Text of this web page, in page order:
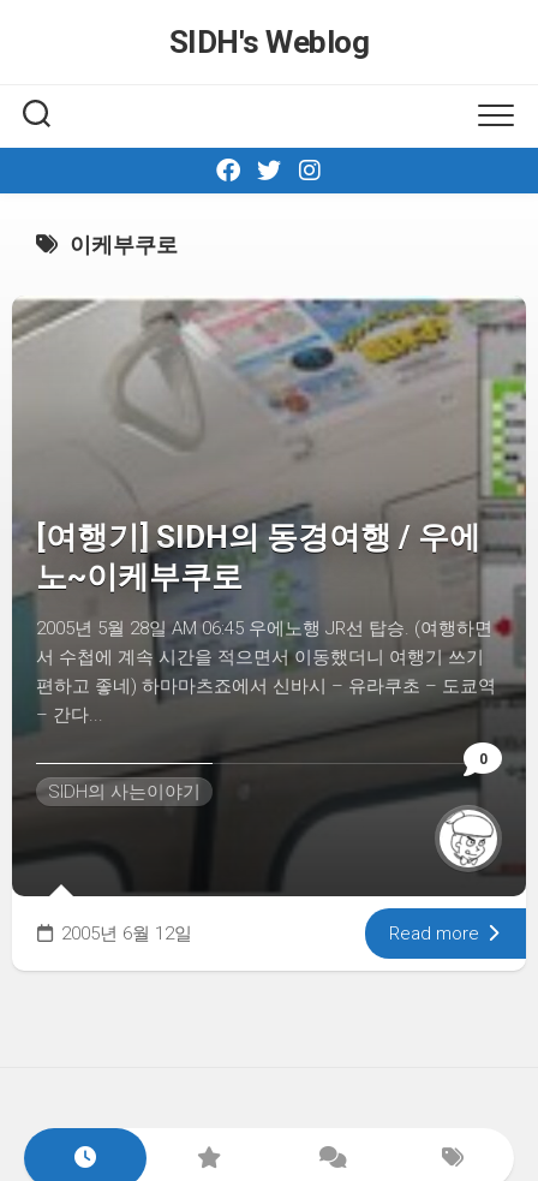
SIDH′s Weblog
이케부쿠로
0
[여행기] SIDH의 동경여행 / 우에
노~이케부쿠로
2005년 5월 28일 AM 06:45 우에노행 JR선 탑승. (여행하면
서 수첩에 계속 시간을 적으면서 이동했더니 여행기 쓰기
편하고 좋네) 하마마츠죠에서 신바시 – 유라쿠초 – 도쿄역
– 간다...
SIDH의 사는이야기
2005년 6월 12일 Read more